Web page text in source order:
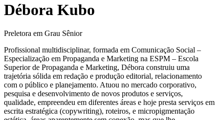
Débora Kubo
Preletora em Grau Sênior
Profissional multidisciplinar, formada em Comunicação Social –
Especialização em Propaganda e Marketing na ESPM – Escola
Superior de Propaganda e Marketing, Débora construiu uma
trajetória sólida em redação e produção editorial, relacionamento
com o público e planejamento. Atuou no mercado corporativo,
pesquisa e desenvolvimento de novos produtos e serviços,
qualidade, empreendeu em diferentes áreas e hoje presta serviços em
escrita estratégica (copywriting), roteiros, e micropigmentação